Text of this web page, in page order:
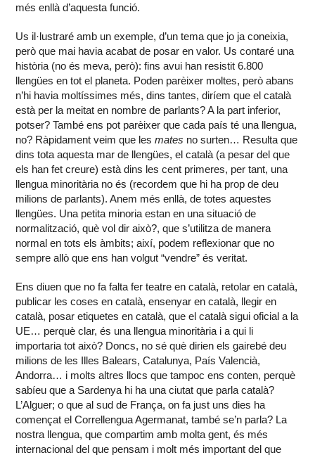
més enllà d’aquesta funció.
Us il·lustraré amb un exemple, d’un tema que jo ja coneixia,
però que mai havia acabat de posar en valor. Us contaré una
història (no és meva, però): fins avui han resistit 6.800
llengües en tot el planeta. Poden parèixer moltes, però abans
n’hi havia moltíssimes més, dins tantes, diríem que el català
està per la meitat en nombre de parlants? A la part inferior,
potser? També ens pot parèixer que cada país té una llengua,
no? Ràpidament veim que lesmates no surten… Resulta que
dins tota aquesta mar de llengües, el català (a pesar del que
els han fet creure) està dins les cent primeres, per tant, una
llengua minoritària no és (recordem que hi ha prop de deu
milions de parlants). Anem més enllà, de totes aquestes
llengües. Una petita minoria estan en una situació de
normalització, què vol dir això?, que s’utilitza de manera
normal en tots els àmbits; així, podem reflexionar que no
sempre allò que ens han volgut “vendre” és veritat.
Ens diuen que no fa falta fer teatre en català, retolar en català,
publicar les coses en català, ensenyar en català, llegir en
català, posar etiquetes en català, que el català sigui oficial a la
UE… perquè clar, és una llengua minoritària i a qui li
importaria tot això? Doncs, no sé què dirien els gairebé deu
milions de les Illes Balears, Catalunya, País Valencià,
Andorra… i molts altres llocs que tampoc ens conten, perquè
sabíeu que a Sardenya hi ha una ciutat que parla català?
L’Alguer; o que al sud de França, on fa just uns dies ha
començat el Correllengua Agermanat, també se’n parla? La
nostra llengua, que compartim amb molta gent, és més
internacional del que pensam i molt més important del que